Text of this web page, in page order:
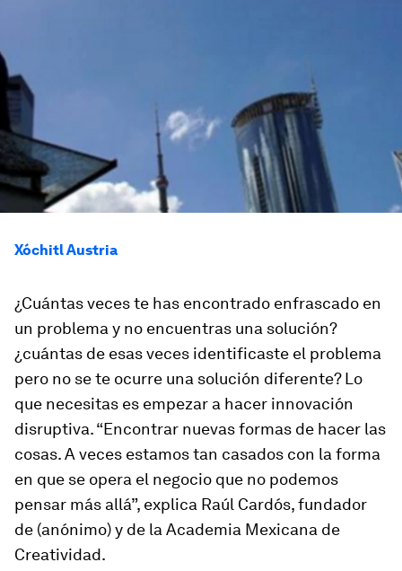
Xóchitl Austria
¿Cuántas veces te has encontrado enfrascado en
un problema y no encuentras una solución?
¿cuántas de esas veces identificaste el problema
pero no se te ocurre una solución diferente? Lo
que necesitas es empezar a hacer innovación
disruptiva. “Encontrar nuevas formas de hacer las
cosas. A veces estamos tan casados con la forma
en que se opera el negocio que no podemos
pensar más allá”, explica Raúl Cardós, fundador
de (anónimo) y de la Academia Mexicana de
Creatividad.